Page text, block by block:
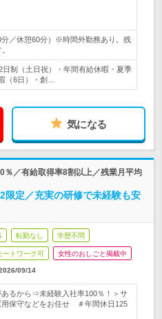
／休憩60分）※時間外勤務あり。残
制（土日祝）・年間有給休暇・夏季
（6日）・創…
気になる
％／有給取得率8割以上／残業月平均
限定／充実の研修で未経験も安
転勤なし 学歴不問
ートワーク可 女性のおしごと掲載中
09/14
あるから⇒未経験入社率100％！＞サ
用保守などをお任せ ＃年間休日125